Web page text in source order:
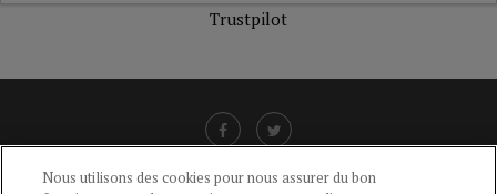
Trustpilot
Nous utilisons des cookies pour nous assurer du bon